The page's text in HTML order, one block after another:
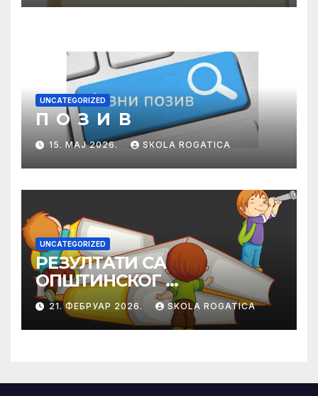
UNCATEGORIZED
П О З И В
15. МАЈ 2026. SKOLA ROGATICA
UNCATEGORIZED
РЕЗУЛТАТИ СА
ОПШТИНСКОГ
ТАКМИЧЕЊА ИЗ
ПРАВОСЛАВНЕ
ВЈЕРОНАУКЕ
21. ФЕБРУАР 2026. SKOLA ROGATICA